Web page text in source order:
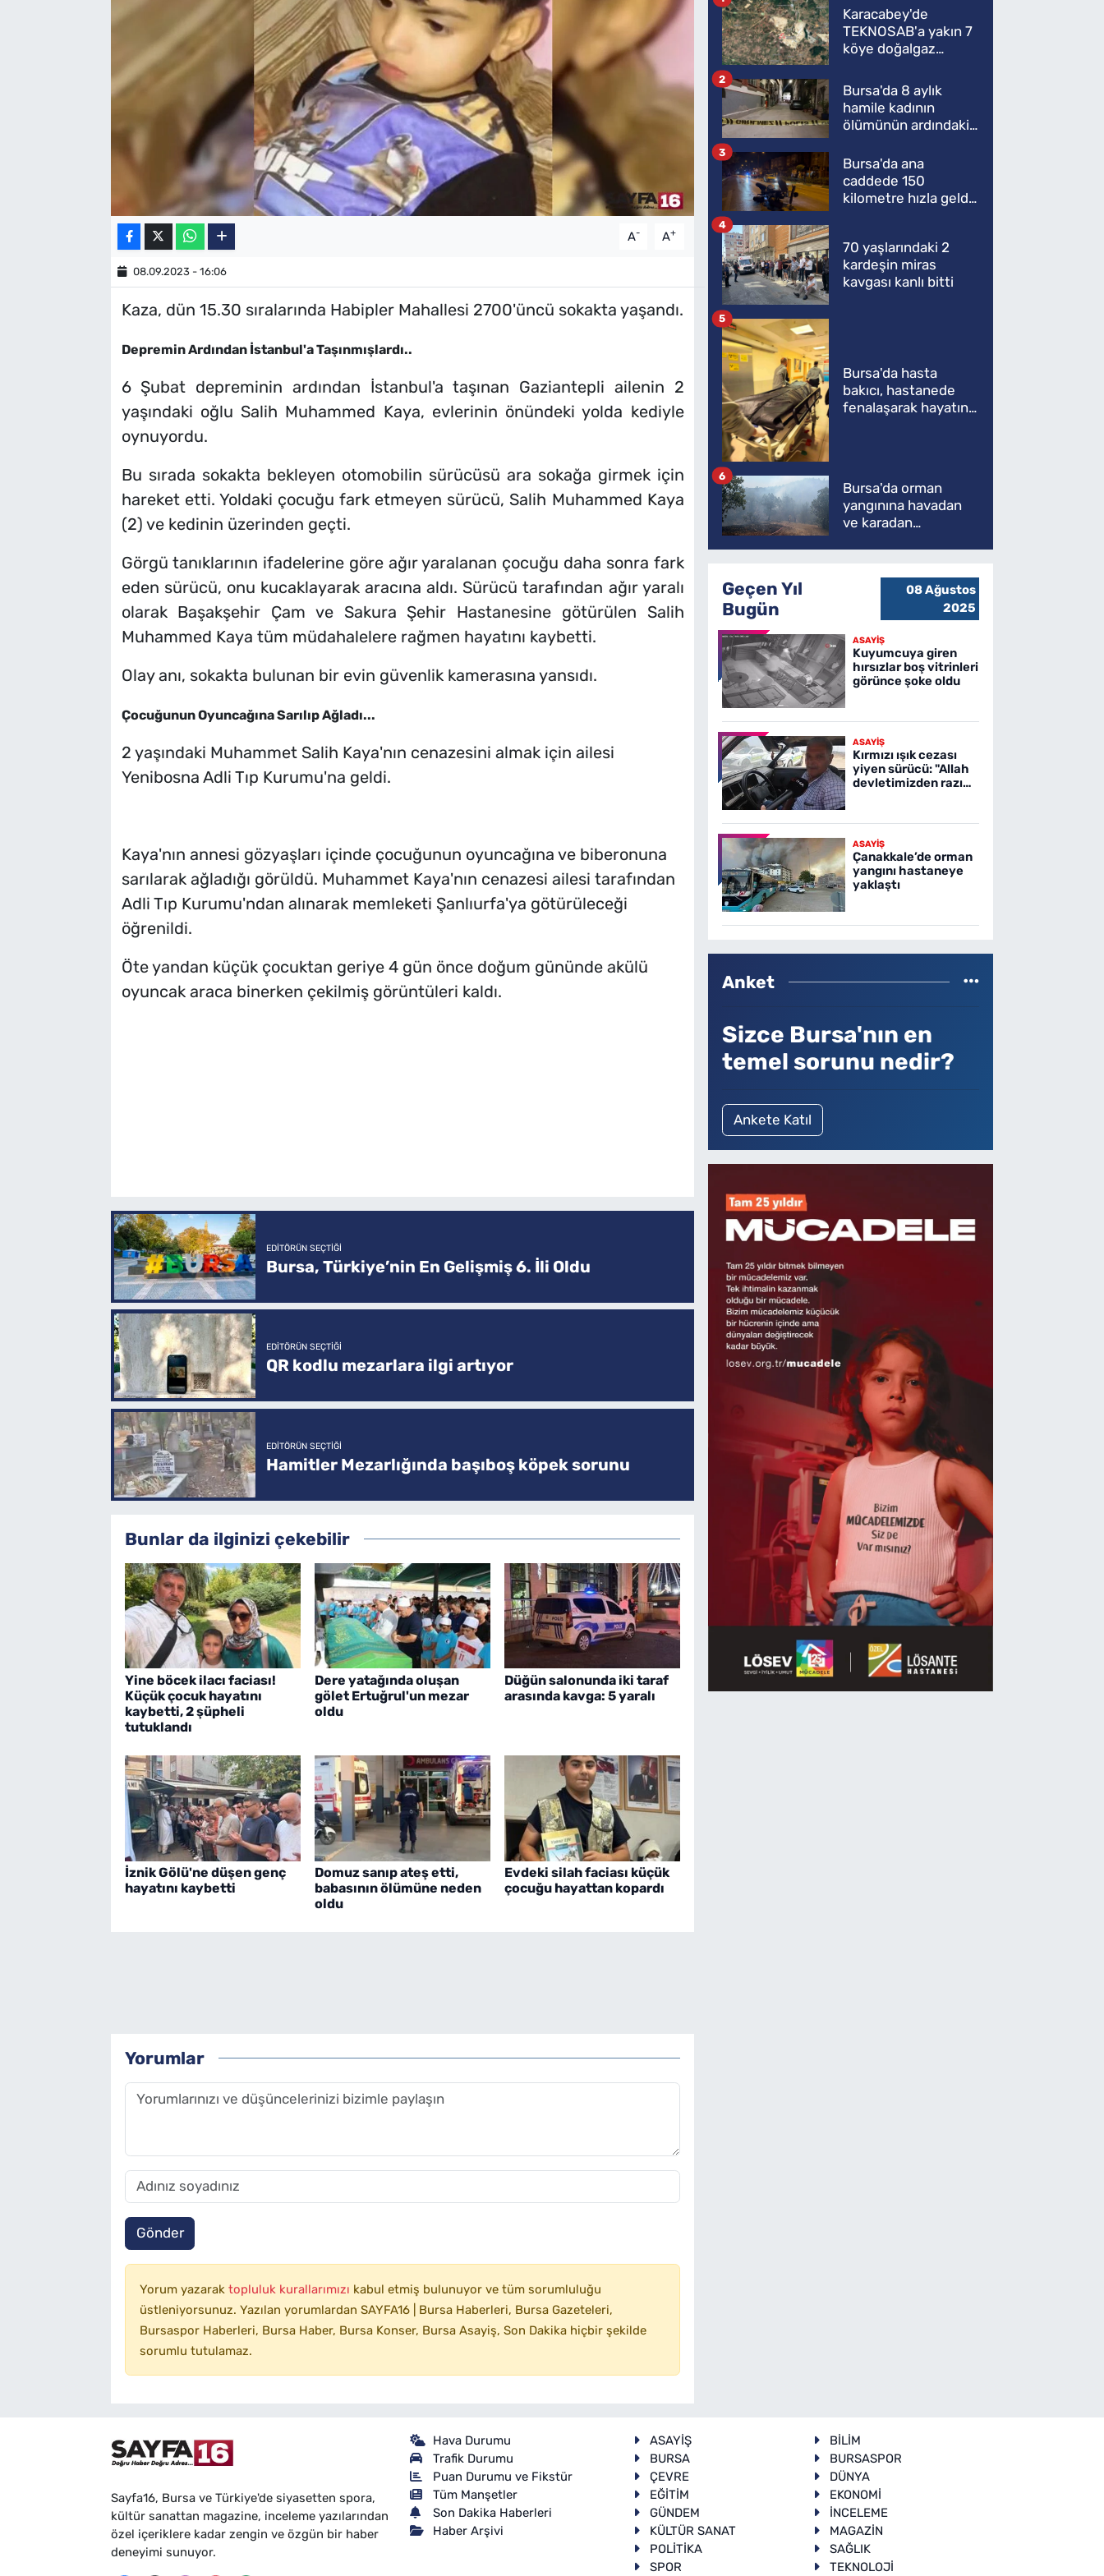
A- A+
08.09.2023 - 16:06
Kaza, dün 15.30 sıralarında Habipler Mahallesi 2700'üncü sokakta yaşandı.
Depremin Ardından İstanbul'a Taşınmışlardı..
6 Şubat depreminin ardından İstanbul'a taşınan Gaziantepli ailenin 2
yaşındaki oğlu Salih Muhammed Kaya, evlerinin önündeki yolda kediyle
oynuyordu.
Bu sırada sokakta bekleyen otomobilin sürücüsü ara sokağa girmek için
hareket etti. Yoldaki çocuğu fark etmeyen sürücü, Salih Muhammed Kaya
(2) ve kedinin üzerinden geçti.
Görgü tanıklarının ifadelerine göre ağır yaralanan çocuğu daha sonra fark
eden sürücü, onu kucaklayarak aracına aldı. Sürücü tarafından ağır yaralı
olarak Başakşehir Çam ve Sakura Şehir Hastanesine götürülen Salih
Muhammed Kaya tüm müdahalelere rağmen hayatını kaybetti.
Olay anı, sokakta bulunan bir evin güvenlik kamerasına yansıdı.
Çocuğunun Oyuncağına Sarılıp Ağladı...
2 yaşındaki Muhammet Salih Kaya'nın cenazesini almak için ailesi
Yenibosna Adli Tıp Kurumu'na geldi.
Kaya'nın annesi gözyaşları içinde çocuğunun oyuncağına ve biberonuna
sarılarak ağladığı görüldü. Muhammet Kaya'nın cenazesi ailesi tarafından
Adli Tıp Kurumu'ndan alınarak memleketi Şanlıurfa'ya götürüleceği
öğrenildi.
Öte yandan küçük çocuktan geriye 4 gün önce doğum gününde akülü
oyuncak araca binerken çekilmiş görüntüleri kaldı.
EDITÖRÜN SEÇTIĞI
Bursa, Türkiye’nin En Gelişmiş 6. İli Oldu
EDITÖRÜN SEÇTIĞI
QR kodlu mezarlara ilgi artıyor
EDITÖRÜN SEÇTIĞI
Hamitler Mezarlığında başıboş köpek sorunu
Bunlar da ilginizi çekebilir
Yine böcek ilacı faciası!
Küçük çocuk hayatını
kaybetti, 2 şüpheli
tutuklandı
Dere yatağında oluşan
gölet Ertuğrul'un mezar
oldu
Düğün salonunda iki taraf
arasında kavga: 5 yaralı
İznik Gölü'ne düşen genç
hayatını kaybetti
Domuz sanıp ateş etti,
babasının ölümüne neden
oldu
Evdeki silah faciası küçük
çocuğu hayattan kopardı
Yorumlar
Gönder
Yorum yazarak topluluk kurallarımızı kabul etmiş bulunuyor ve tüm sorumluluğu
üstleniyorsunuz. Yazılan yorumlardan SAYFA16 | Bursa Haberleri, Bursa Gazeteleri,
Bursaspor Haberleri, Bursa Haber, Bursa Konser, Bursa Asayiş, Son Dakika hiçbir şekilde
sorumlu tutulamaz.
Karacabey'de
TEKNOSAB'a yakın 7
köye doğalgaz
Bursa'da 8 aylık
hamile kadının
ölümünün ardındaki
2
Bursa'da ana
caddede 150
kilometre hızla geldi,
3
70 yaşlarındaki 2
kardeşin miras
kavgası kanlı bitti
4
Bursa'da hasta
bakıcı, hastanede
fenalaşarak hayatını
5
Bursa'da orman
yangınına havadan
ve karadan
6
Geçen Yıl
Bugün
08 Ağustos
2025
ASAYİŞ
Kuyumcuya giren
hırsızlar boş vitrinleri
görünce şoke oldu
ASAYİŞ
Kırmızı ışık cezası
yiyen sürücü: "Allah
devletimizden razı
ASAYİŞ
Çanakkale’de orman
yangını hastaneye
yaklaştı
Anket
Sizce Bursa'nın en
temel sorunu nedir?
Ankete Katıl
Sayfa16, Bursa ve Türkiye'de siyasetten spora,
kültür sanattan magazine, inceleme yazılarından
özel içeriklere kadar zengin ve özgün bir haber
deneyimi sunuyor.
Hava Durumu
Trafik Durumu
Puan Durumu ve Fikstür
Tüm Manşetler
Son Dakika Haberleri
Haber Arşivi
ASAYİŞ
BİLİM
BURSA
BURSASPOR
ÇEVRE
DÜNYA
EĞİTİM
EKONOMİ
GÜNDEM
İNCELEME
KÜLTÜR SANAT
MAGAZİN
POLİTİKA
SAĞLIK
SPOR
TEKNOLOJİ
TV REHBERİ